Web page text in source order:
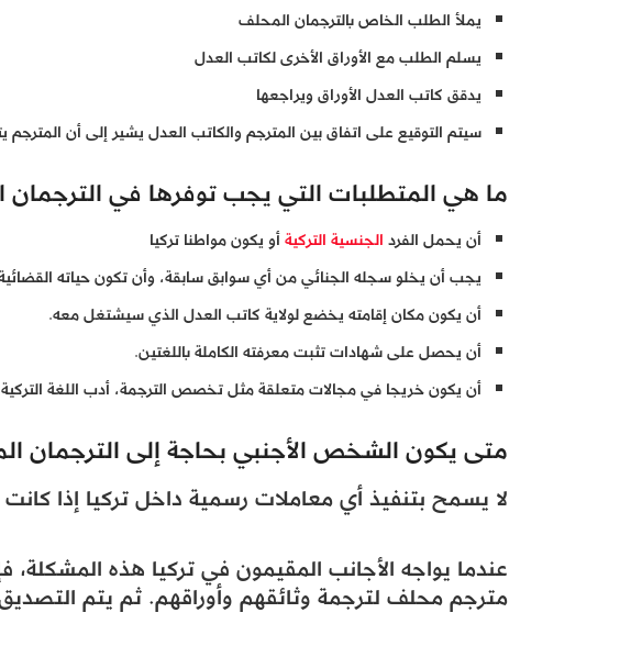
يملأ الطلب الخاص بالترجمان المحلف
يسلم الطلب مع الأوراق الأخرى لكاتب العدل
يدقق كاتب العدل الأوراق ويراجعها
سيتم التوقيع على اتفاق بين المترجم والكاتب العدل يشير إلى أن
ما هي المتطلبات التي يجب توفرها في
أن يحمل الفردالجنسية التركيةأو يكون مواطنا تركيا
يجب أن يخلو سجله الجنائي من أي سوابق سابقة، وأن تكون حياته
أن يكون مكان إقامته يخضع لولاية كاتب العدل الذي سيشتغل معه.
أن يحصل على شهادات تثبت معرفته الكاملة باللغتين.
أن يكون خريجا في مجالات متعلقة مثل تخصص الترجمة، أدب اللغة التركية
متى يكون الشخص الأجنبي بحاجة إلى الترجمان
لا يسمح بتنفيذ أي معاملات رسمية داخل تركيا إذا كانت
عندما يواجه الأجانب المقيمون في تركيا هذه
مترجم محلف لترجمة وثائقهم وأوراقهم. ثم يتم